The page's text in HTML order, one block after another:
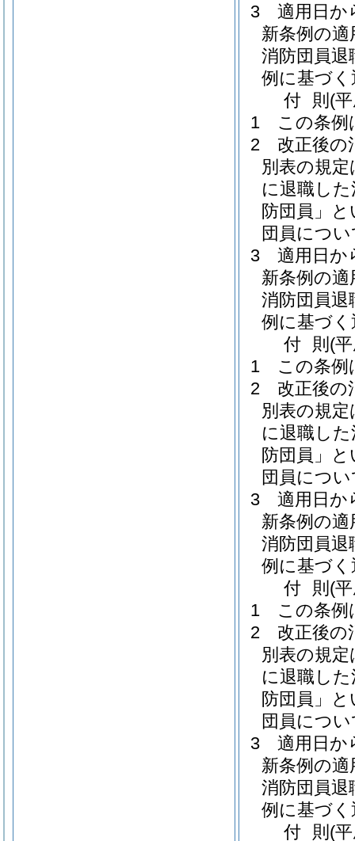
3
適用日か
新条例の
消防団員退
例に基づ
付 則 (
1
この条例
2
改正後の
別表の規
に退職し
防団員」
団員につ
3
適用日か
新条例の
消防団員退
例に基づ
付 則 (
1
この条例
2
改正後の
別表の規
に退職し
防団員」
団員につ
3
適用日か
新条例の
消防団員退
例に基づ
付 則 (
1
この条例
2
改正後の
別表の規
に退職し
防団員」
団員につ
3
適用日か
新条例の
消防団員退
例に基づ
付 則 (